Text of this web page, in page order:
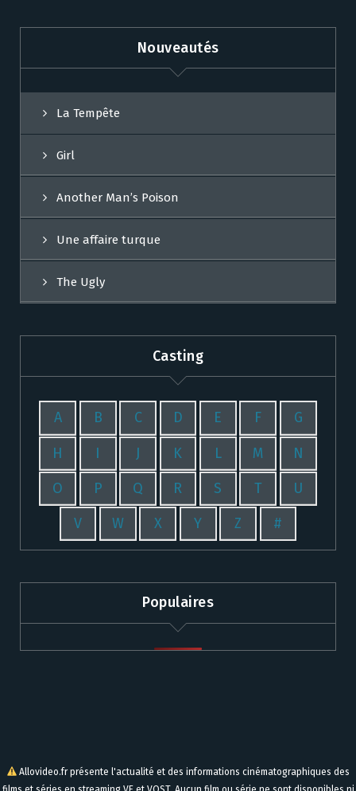
Nouveautés
La Tempête
Girl
Another Man’s Poison
Une affaire turque
The Ugly
Casting
A B C D E F G
H I J K L M N
O P Q R S T U
V W X Y Z #
Populaires
Allovideo.fr présente l'actualité et des informations cinématographiques des